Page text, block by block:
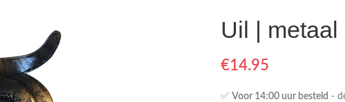
Uil |
€14.95
✅ Voor 14:00 uur besteld -